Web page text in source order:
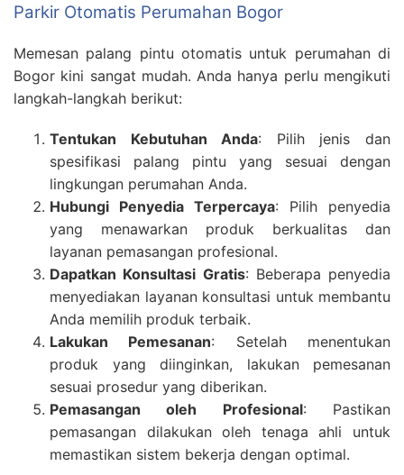
Parkir Otomatis Perumahan Bogor
Memesan palang pintu otomatis untuk perumahan di
Bogor kini sangat mudah. Anda hanya perlu mengikuti
langkah-langkah berikut:
Tentukan Kebutuhan Anda: Pilih jenis dan
spesifikasi palang pintu yang sesuai dengan
lingkungan perumahan Anda.
Hubungi Penyedia Terpercaya: Pilih penyedia
yang menawarkan produk berkualitas dan
layanan pemasangan profesional.
Dapatkan Konsultasi Gratis: Beberapa penyedia
menyediakan layanan konsultasi untuk membantu
Anda memilih produk terbaik.
Lakukan Pemesanan: Setelah menentukan
produk yang diinginkan, lakukan pemesanan
sesuai prosedur yang diberikan.
Pemasangan oleh Profesional: Pastikan
pemasangan dilakukan oleh tenaga ahli untuk
memastikan sistem bekerja dengan optimal.